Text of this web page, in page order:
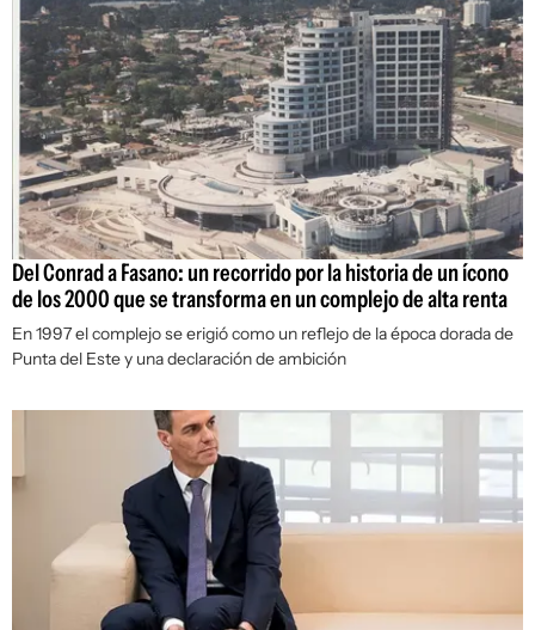
Del Conrad a Fasano: un recorrido por la historia de un ícono
de los 2000 que se transforma en un complejo de alta renta
En 1997 el complejo se erigió como un reflejo de la época dorada de
Punta del Este y una declaración de ambición